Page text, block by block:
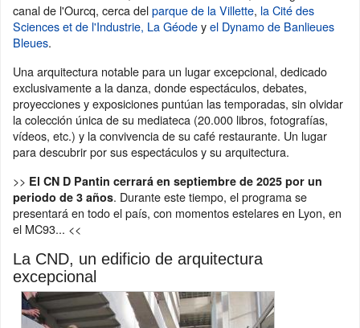
canal de l'Ourcq, cerca delparque de la Villette, la Cité des
Sciences et de l'Industrie, La Géodeyel Dynamo de Banlieues
Bleues.
Una arquitectura notable para un lugar excepcional, dedicado
exclusivamente a la danza, donde espectáculos, debates,
proyecciones y exposiciones puntúan las temporadas, sin olvidar
la colección única de su mediateca (20.000 libros, fotografías,
vídeos, etc.) y la convivencia de su café restaurante. Un lugar
para descubrir por sus espectáculos y su arquitectura.
>> El CN D Pantin cerrará en septiembre de 2025 por un
periodo de 3 años. Durante este tiempo, el programa se
presentará en todo el país, con momentos estelares en Lyon, en
el MC93... <<
La CND, un edificio de arquitectura
excepcional